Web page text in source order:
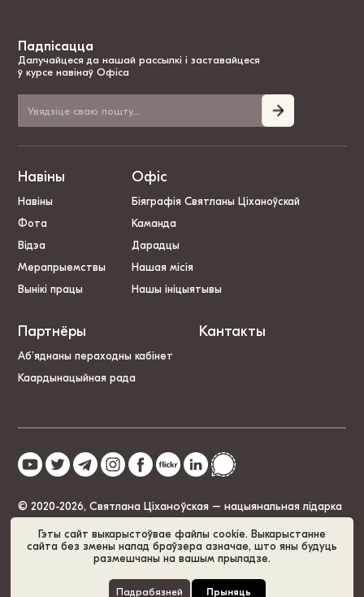
Гэты сайт выкарыстоўвае файлы cookie. Выкарыстанне
сайта без змены налад браўзера азначае, што яны будуць
размешчаны на вашым прыладзе.
Падрабязней Прыняць
Падпісацца
Далучайцеся да нашай рассылкі і заставайцеся
ў курсе навінаў Офіса
Навіны
Навіны
Фота
Відэа
Мерапрыемствы
Вынікі працы
Офіс
Біяграфія Святланы Ціханоўскай
Каманда
Дарадцы
Нашая місія
Нашы ініцыятывы
Партнёры
Аб’яднаны пераходны кабінет
Каардынацыйная рада
Кантакты
© 2020-2026, Святлана Ціханоўская – нацыянальная лідарка